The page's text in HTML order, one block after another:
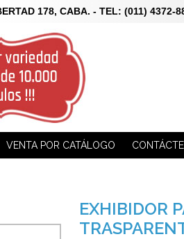
178, CABA. - TEL: (011) 4372-
VENTA POR CATÁLOGO
EXHIBIDOR